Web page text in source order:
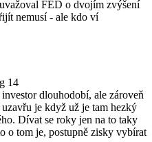
FED o dvojím zvýšení
nemusí - ale kdo ví
14
dlouhodobí, ale zároveň
je když už je tam hezký
Dívat se roky jen na to taky
o tom je, postupně zisky vybírat